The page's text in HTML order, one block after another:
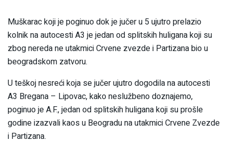
Muškarac koji je poginuo dok je jučer u 5 ujutro prelazio
kolnik na autocesti A3 je jedan od splitskih huligana koji su
zbog nereda ne utakmici Crvene zvezde i Partizana bio u
beogradskom zatvoru.
U teškoj nesreći koja se jučer ujutro dogodila na autocesti
A3 Bregana – Lipovac, kako neslužbeno doznajemo,
poginuo je A.F., jedan od splitskih huligana koji su prošle
godine izazvali kaos u Beogradu na utakmici Crvene Zvezde
i Partizana.